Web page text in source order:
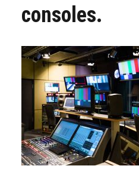
consoles.